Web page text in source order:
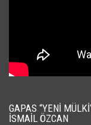
GAPAS “YENI
İSMAIL ÖZCAN